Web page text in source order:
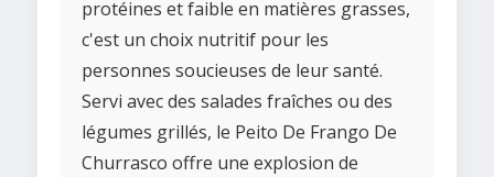
protéines et faible en matières grasses,
c'est un choix nutritif pour les
personnes soucieuses de leur santé.
Servi avec des salades fraîches ou des
légumes grillés, le Peito De Frango De
Churrasco offre une explosion de